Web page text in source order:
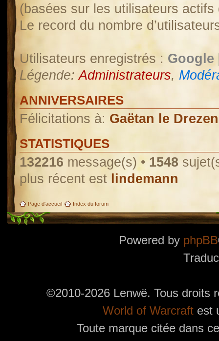
(basées sur les utilisateurs
Le record du nombre
Utilisateurs enregistrés : Google
Légende:Administrateurs,
ANNIVERSAIRES
Félicitations à: Gaëtan le Drezen
STATISTIQUES
132216 message(s) • 1548
plus récent est lindemann
Page d'accueil Index du forum
Powered by phpBB
©2010-2026 Lenwë. Tous droits
World of Warcraftest
Toute marque citée dans